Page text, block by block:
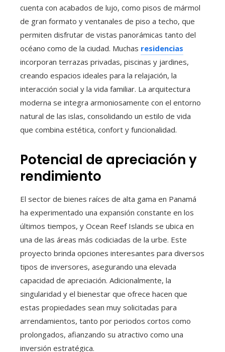
cuenta con acabados de lujo, como pisos de mármol
de gran formato y ventanales de piso a techo, que
permiten disfrutar de vistas panorámicas tanto del
océano como de la ciudad. Muchas residencias
incorporan terrazas privadas, piscinas y jardines,
creando espacios ideales para la relajación, la
interacción social y la vida familiar. La arquitectura
moderna se integra armoniosamente con el entorno
natural de las islas, consolidando un estilo de vida
que combina estética, confort y funcionalidad.
Potencial de apreciación y
rendimiento
El sector de bienes raíces de alta gama en Panamá
ha experimentado una expansión constante en los
últimos tiempos, y Ocean Reef Islands se ubica en
una de las áreas más codiciadas de la urbe. Este
proyecto brinda opciones interesantes para diversos
tipos de inversores, asegurando una elevada
capacidad de apreciación. Adicionalmente, la
singularidad y el bienestar que ofrece hacen que
estas propiedades sean muy solicitadas para
arrendamientos, tanto por periodos cortos como
prolongados, afianzando su atractivo como una
inversión estratégica.